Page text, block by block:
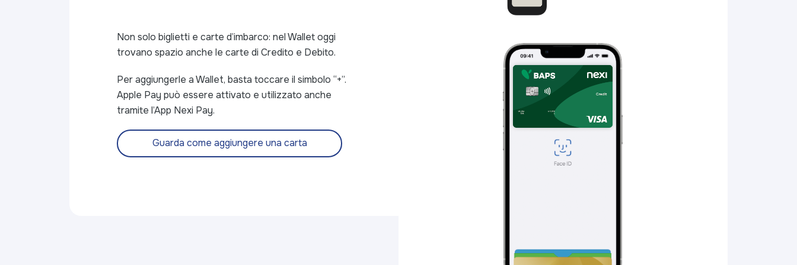
Non solo biglietti e carte d’imbarco: nel Wallet oggi
trovano spazio anche le carte di Credito e Debito.
Per aggiungerle a Wallet, basta toccare il simbolo “+”.
Apple Pay può essere attivato e utilizzato anche
tramite l’App Nexi Pay.
Guarda come aggiungere una carta